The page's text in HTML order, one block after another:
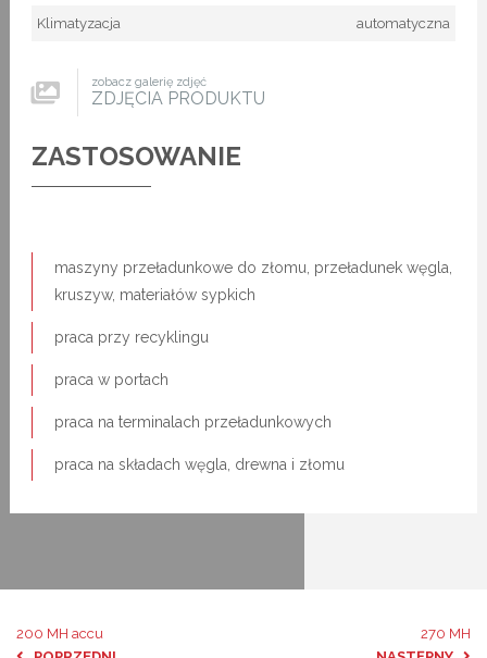
Klimatyzacja automatyczna
zobacz galerię zdjęć
ZDJĘCIA PRODUKTU
ZASTOSOWANIE
maszyny przeładunkowe do złomu, przeładunek węgla,
kruszyw, materiałów sypkich
praca przy recyklingu
praca w portach
praca na terminalach przeładunkowych
praca na składach węgla, drewna i złomu
200 MH accu
270 MH